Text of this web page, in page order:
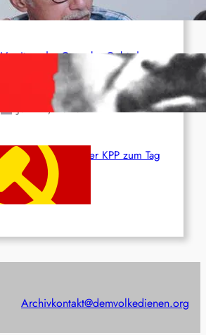
Juli 1, 2026
Vorsitzender Gonzalo: Gebt das
Leben für die Partei und die
Juni 19, 2026
Beschluss des ZK der KPP zum Tag
des Heldentums
Juni 19, 2026
Archivkontakt@demvolkedienen.org